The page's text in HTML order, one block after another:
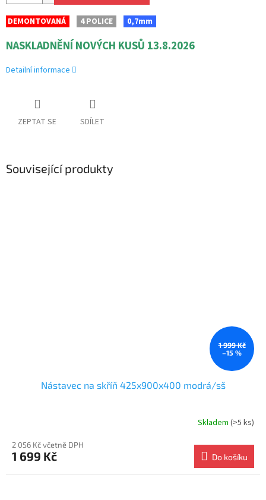
DEMONTOVANÁ 4 POLICE 0,7mm
NASKLADNĚNÍ NOVÝCH KUSŮ 13.8.2026
Detailní informace
ZEPTAT SE SDÍLET
Související produkty
1 999 Kč
–15 %
Nástavec na skříň 425x900x400 modrá/sš
Skladem (>5 ks)
2 056 Kč včetně DPH
1 699 Kč Do košíku